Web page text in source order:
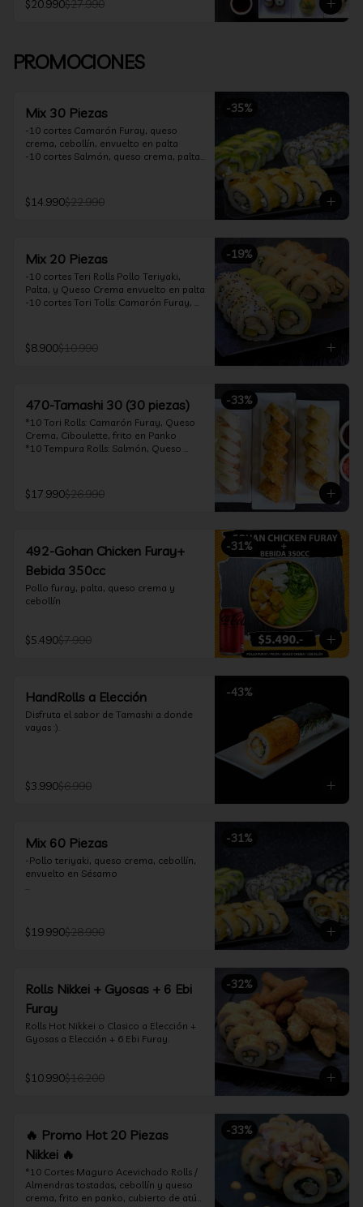
$20.990$27.990
PROMOCIONES
-35%
Mix 30 Piezas
-10 cortes Camarón Furay, queso
crema, cebollín, envuelto en palta
-10 cortes Salmón, queso crema, palta,
cebollín, frito en tempura
*Incluye 2 soya 30ml / 2 palitos / 1 salsa
$14.990$22.990
-19%
Mix 20 Piezas
-10 cortes Teri Rolls Pollo Teriyaki,
Palta, y Queso Crema envuelto en palta
-10 cortes Tori Tolls: Camarón Furay,
teriyaki 30ml
$8.900$10.990
-33%
470-Tamashi 30 (30 piezas)
*10 Tori Rolls: Camarón Furay, Queso
Crema, Ciboulette, frito en Panko
*10 Tempura Rolls: Salmón, Queso
furay, queso crema y cebollín, envuelto
en salmón y bañado en salsa
$17.990$26.990
-31%
492-Gohan Chicken Furay+
Bebida 350cc
Pollo furay, palta, queso crema y
cebollín
$5.490$7.990
-43%
HandRolls a Elección
Disfruta el sabor de Tamashi a donde
vayas :).
$3.990$6.990
-31%
Mix 60 Piezas
-Pollo teriyaki, queso crema, cebollín,
envuelto en Sésamo
-Camarón furay, queso crema,
frito en tempura.
-Kanikama, queso crema, envuelto en
nori (hosomaki)
$19.990$28.990
-32%
Rolls Nikkei + Gyosas + 6 Ebi
Furay
Rolls Hot Nikkei o Clasico a Elección +
Gyosas a Elección + 6 Ebi Furay.
$10.990$16.200
-33%
🔥 Promo Hot 20 Piezas
Nikkei 🔥
*10 Cortes Maguro Acevichado Rolls /
Almendras tostadas, cebollín y queso
crema, frito en panko, cubierto de atún